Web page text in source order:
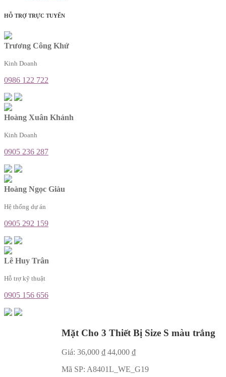
HỖ TRỢ TRỰC TUYẾN
Trương Công Khứ
Kinh Doanh
0986 122 722
Hoàng Xuân Khánh
Kinh Doanh
0905 236 287
Hoàng Ngọc Giàu
Hệ thống dự án
0905 292 159
Lê Huy Trân
Hỗ trợ kỹ thuật
0905 156 656
Mặt Cho 3 Thiết Bị Size S màu trắng
Giá: 36,000 ₫ 44,000 ₫
Mã SP: A8401L_WE_G19